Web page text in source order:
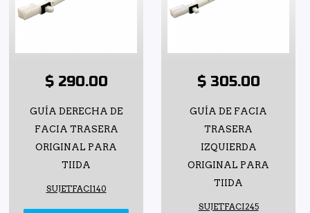
$ 290.00
GUÍA DERECHA DE
FACIA TRASERA
ORIGINAL PARA
TIIDA
SUJETFACI140
$ 305.00
GUÍA DE FACIA
TRASERA
IZQUIERDA
ORIGINAL PARA
TIIDA
SUJETFACI245